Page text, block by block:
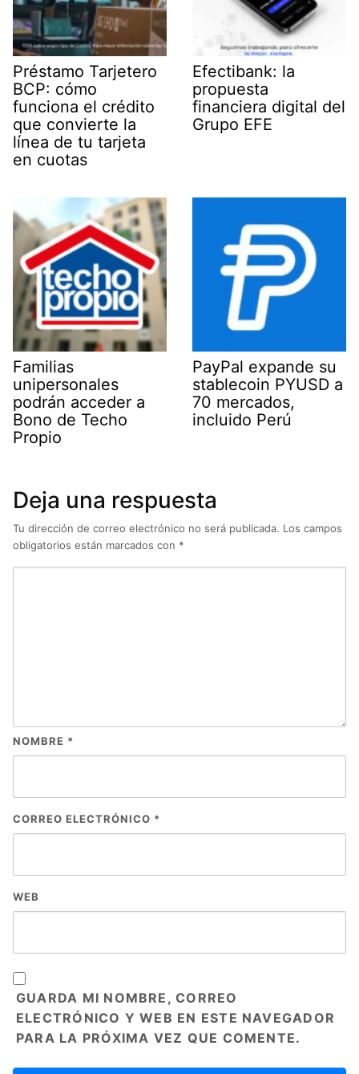
Préstamo Tarjetero
BCP: cómo
funciona el crédito
que convierte la
línea de tu tarjeta
en cuotas
Efectibank: la
propuesta
financiera digital del
Grupo EFE
Familias
unipersonales
podrán acceder a
Bono de Techo
Propio
PayPal expande su
stablecoin PYUSD a
70 mercados,
incluido Perú
Deja una respuesta
Tu dirección de correo electrónico no será publicada. Los campos
obligatorios están marcados con *
NOMBRE *
CORREO ELECTRÓNICO *
WEB
GUARDA MI NOMBRE, CORREO
ELECTRÓNICO Y WEB EN ESTE NAVEGADOR
PARA LA PRÓXIMA VEZ QUE COMENTE.